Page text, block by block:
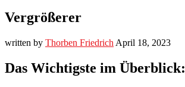
Vergrößerer
written by Thorben Friedrich April 18, 2023
Das Wichtigste im Überblick: